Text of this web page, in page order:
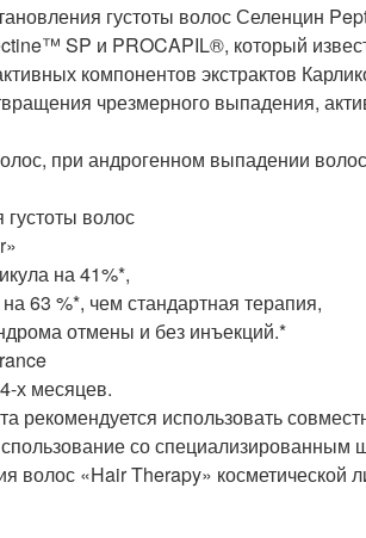
густоты волос Селенцин
SP и PROCAPIL®, который
компонентов экстрактов
чрезмерного выпадения,
при андрогенном выпадении
волос
на 41%*,
63 %*, чем стандартная терапия,
отмены и без инъекций.*
х месяцев.
рекомендуется использовать
со
волос «Hair Therapy»